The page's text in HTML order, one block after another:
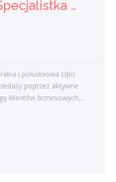
Specjalista / Specjalistka ds. sprzedaży rozwiązań technicznych
i południowa Opis
poprzez aktywne
klientów biznesowych,...